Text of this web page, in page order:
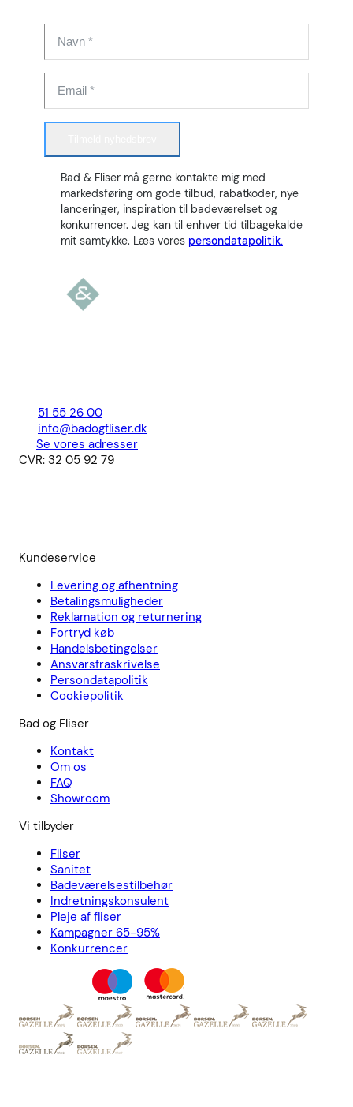
Bad & Fliser må gerne kontakte mig med
markedsføring om gode tilbud, rabatkoder, nye
lanceringer, inspiration til badeværelset og
konkurrencer. Jeg kan til enhver tid tilbagekalde
mit samtykke. Læs vores persondatapolitik.
51 55 26 00
info@badogfliser.dk
Se vores adresser
CVR: 32 05 92 79
Kundeservice
Levering og afhentning
Betalingsmuligheder
Reklamation og returnering
Fortryd køb
Handelsbetingelser
Ansvarsfraskrivelse
Persondatapolitik
Cookiepolitik
Bad og Fliser
Kontakt
Om os
FAQ
Showroom
Vi tilbyder
Fliser
Sanitet
Badeværelsestilbehør
Indretningskonsulent
Pleje af fliser
Kampagner 65-95%
Konkurrencer